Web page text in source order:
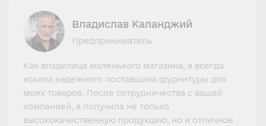
Владислав Каланджий
Предприниматель
Как владелица маленького магазина, я всегда
искала надежного поставщика фурнитуры для
моих товаров. После сотрудничества с вашей
компанией, я получила не только
высококачественную продукцию, но и отличное